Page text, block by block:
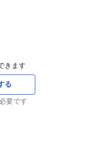
きます
る
要です